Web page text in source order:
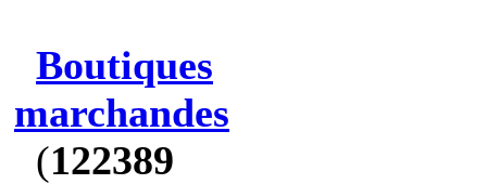
Boutiques
marchandes
(122389